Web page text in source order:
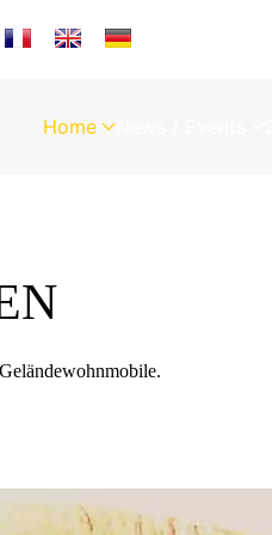
Sprache auswählen
Home